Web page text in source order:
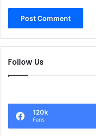
Follow Us
120k
Fans